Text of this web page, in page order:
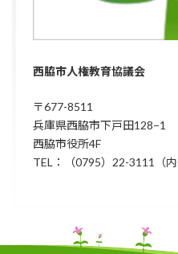
西脇市人権教育協議会
〒677-8511
兵庫県西脇市下戸田128−1
西脇市役所4F
TEL：（0795）22-3111（内